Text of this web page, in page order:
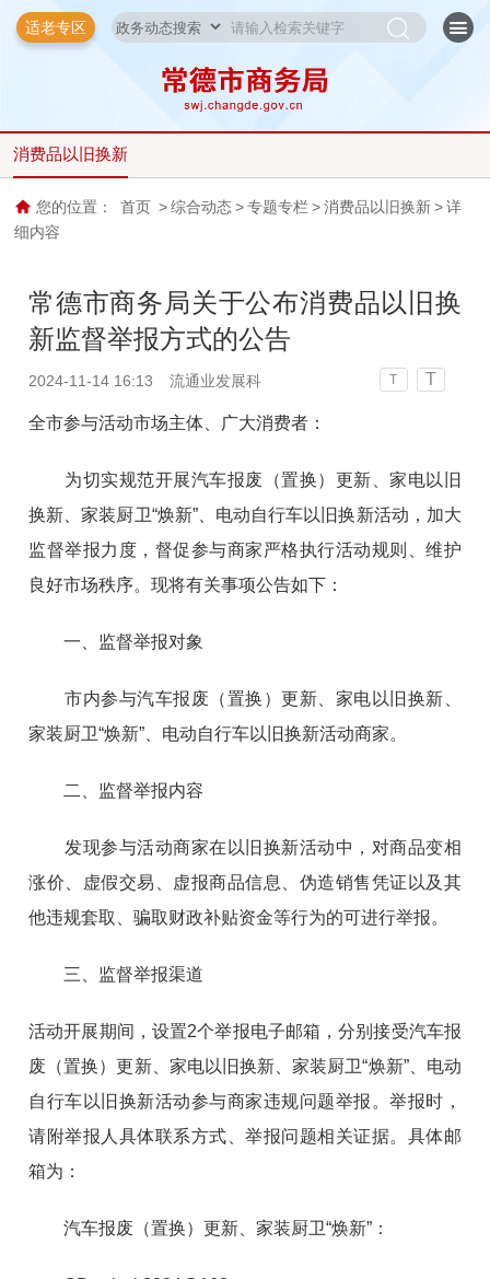
适老专区
消费品以旧换新
您的位置： 首页 > 综合动态 > 专题专栏 > 消费品以旧换新 > 详
细内容
常德市商务局关于公布消费品以旧换
新监督举报方式的公告
2024-11-14 16:13 流通业发展科 T T
全市参与活动市场主体、广大消费者：
为切实规范开展汽车报废（置换）更新、家电以旧
换新、家装厨卫“焕新”、电动自行车以旧换新活动，加大
监督举报力度，督促参与商家严格执行活动规则、维护
良好市场秩序。现将有关事项公告如下：
一、监督举报对象
市内参与汽车报废（置换）更新、家电以旧换新、
家装厨卫“焕新”、电动自行车以旧换新活动商家。
二、监督举报内容
发现参与活动商家在以旧换新活动中，对商品变相
涨价、虚假交易、虚报商品信息、伪造销售凭证以及其
他违规套取、骗取财政补贴资金等行为的可进行举报。
三、监督举报渠道
活动开展期间，设置2个举报电子邮箱，分别接受汽车报
废（置换）更新、家电以旧换新、家装厨卫“焕新”、电动
自行车以旧换新活动参与商家违规问题举报。举报时，
请附举报人具体联系方式、举报问题相关证据。具体邮
箱为：
汽车报废（置换）更新、家装厨卫“焕新”：